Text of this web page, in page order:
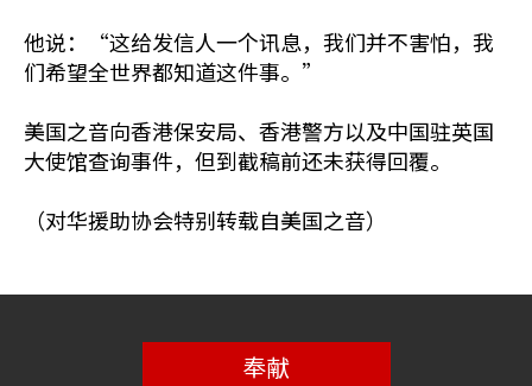
他说：“这给发信人一个讯息，我们并不害怕，我
们希望全世界都知道这件事。”
美国之音向香港保安局、香港警方以及中国驻英国
大使馆查询事件，但到截稿前还未获得回覆。
（对华援助协会特别转载自美国之音）
奉献